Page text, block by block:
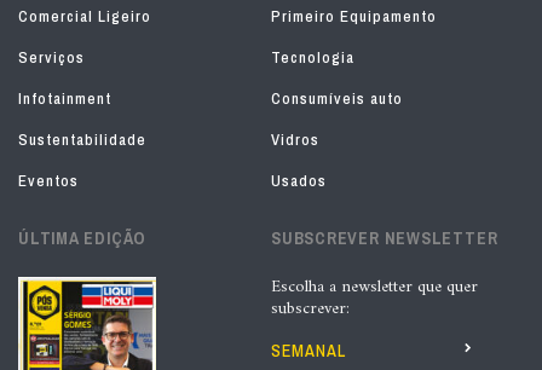
Comercial Ligeiro
Primeiro Equipamento
Serviços
Tecnologia
Infotainment
Consumíveis auto
Sustentabilidade
Vidros
Eventos
Usados
ÚLTIMA EDIÇÃO SUBSCREVER NEWSLETTER
Escolha a newsletter que quer
subscrever:
SEMANAL